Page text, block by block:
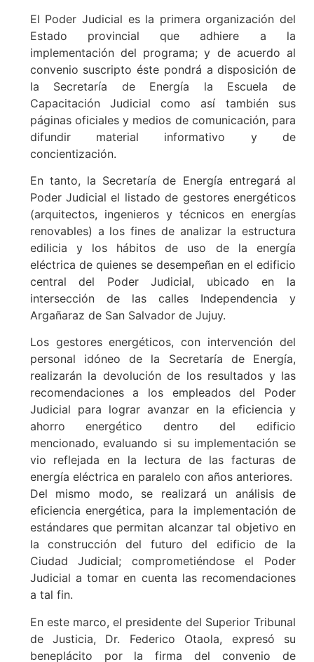
El Poder Judicial es la primera organización del
Estado provincial que adhiere a la
implementación del programa; y de acuerdo al
convenio suscripto éste pondrá a disposición de
la Secretaría de Energía la Escuela de
Capacitación Judicial como así también sus
páginas oficiales y medios de comunicación, para
difundir material informativo y de
concientización.
En tanto, la Secretaría de Energía entregará al
Poder Judicial el listado de gestores energéticos
(arquitectos, ingenieros y técnicos en energías
renovables) a los fines de analizar la estructura
edilicia y los hábitos de uso de la energía
eléctrica de quienes se desempeñan en el edificio
central del Poder Judicial, ubicado en la
intersección de las calles Independencia y
Argañaraz de San Salvador de Jujuy.
Los gestores energéticos, con intervención del
personal idóneo de la Secretaría de Energía,
realizarán la devolución de los resultados y las
recomendaciones a los empleados del Poder
Judicial para lograr avanzar en la eficiencia y
ahorro energético dentro del edificio
mencionado, evaluando si su implementación se
vio reflejada en la lectura de las facturas de
energía eléctrica en paralelo con años anteriores.
Del mismo modo, se realizará un análisis de
eficiencia energética, para la implementación de
estándares que permitan alcanzar tal objetivo en
la construcción del futuro del edificio de la
Ciudad Judicial; comprometiéndose el Poder
Judicial a tomar en cuenta las recomendaciones
a tal fin.
En este marco, el presidente del Superior Tribunal
de Justicia, Dr. Federico Otaola, expresó su
beneplácito por la firma del convenio de